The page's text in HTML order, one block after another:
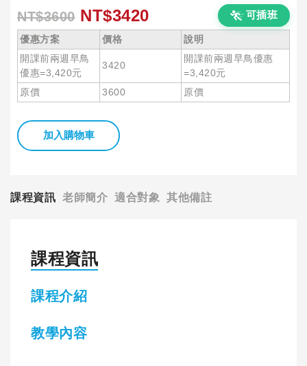
NT$3600 NT$3420 可插班
優惠方案 價格
說明
開課前兩週早鳥
優惠=3,420元
3420
開課前兩週早鳥優惠
=3,420元
原價
3600 原價
加入購物車
課程資訊 老師簡介 適合對象 其他備註
課程資訊
課程介紹
教學內容